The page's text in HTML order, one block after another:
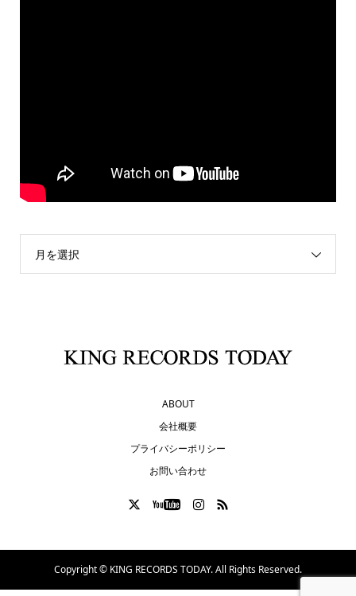
月を選択
ABOUT
会社概要
プライバシーポリシー
お問い合わせ
Copyright © KING RECORDS TODAY. All Rights Reserved.